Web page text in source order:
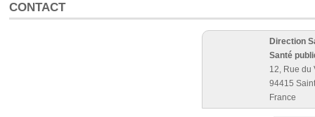
CONTACT
Direction
Santé
12, Rue du
94415
France